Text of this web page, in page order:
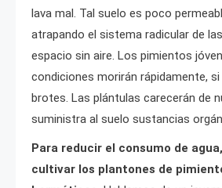
lava mal. Tal suelo es poco
atrapando el sistema radicular de
espacio sin aire. Los pimientos
condiciones morirán rápidamente,
brotes. Las plántulas carecerán de
suministra al suelo sustancias
Para reducir el consumo de
cultivar los plantones de